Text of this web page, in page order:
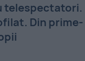
telespectatori.
Din prime-